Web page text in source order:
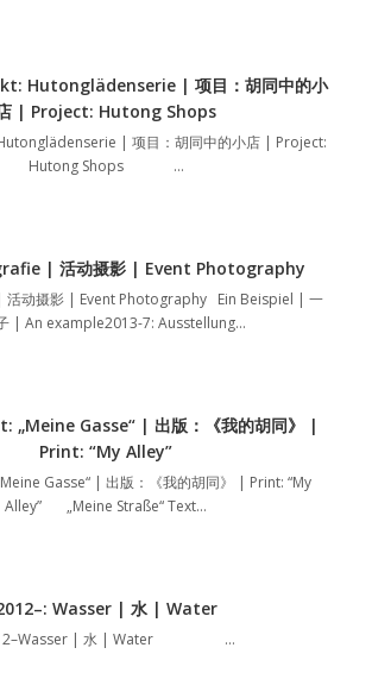
Hutonglädenserie | 项目：胡同中的小
| Project: Hutong Shops
| 项目：胡同中的小店 | Project:
Hutong Shops …
| 活动摄影 | Event Photography
动摄影 | Event Photography Ein Beispiel | 一
| An example2013-7: Ausstellung…
„Meine Gasse“ | 出版：《我的胡同》 |
Print: “My Alley”
Gasse“ | 出版：《我的胡同》 | Print: “My
Alley” „Meine Straße“ Text…
Wasser | 水 | Water
| 水 | Water …